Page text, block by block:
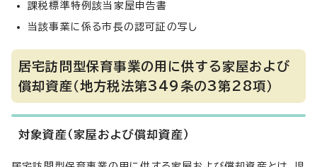
課税標準特例該当家屋申告書
当該事業に係る市長の認可証の写し
居宅訪問型保育事業の用に供する家屋および
償却資産（地方税法第349条の3第28項）
対象資産（家屋および償却資産）